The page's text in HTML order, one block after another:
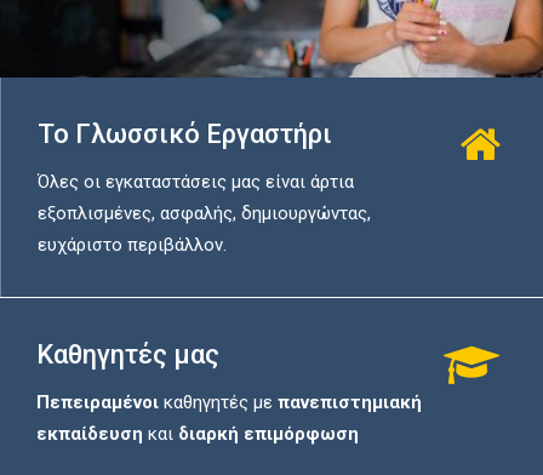
Το Γλωσσικό Εργαστήρι
Όλες οι εγκαταστάσεις μας είναι άρτια
εξοπλισμένες, ασφαλής, δημιουργώντας,
ευχάριστο περιβάλλον.
Καθηγητές μας
Πεπειραμένοι καθηγητές με πανεπιστημιακή
εκπαίδευση και διαρκή επιμόρφωση